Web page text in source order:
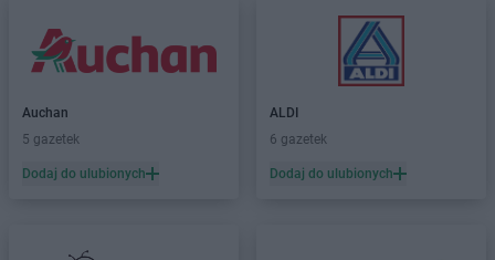
Auchan
5 gazetek
Dodaj do ulubionych
ALDI
6 gazetek
Dodaj do ulubionych